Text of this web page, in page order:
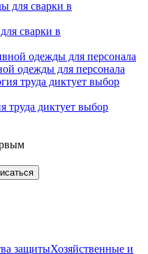
сварки в
одежды для персонала
труда диктует выбор
защитыХозяйственные и